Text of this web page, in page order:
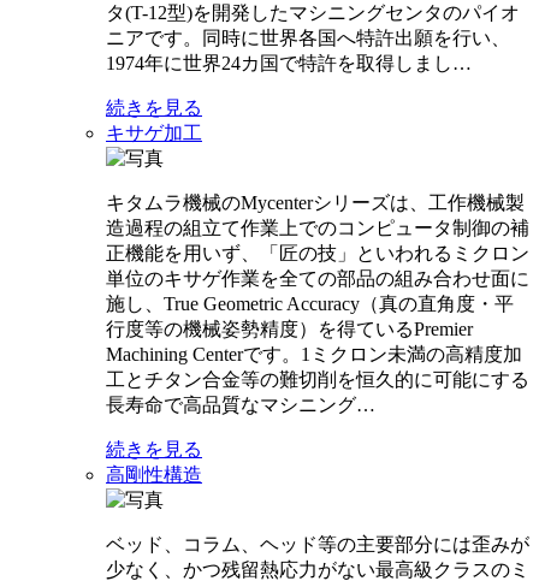
タ(T-12型)を開発したマシニングセンタのパイオ
ニアです。同時に世界各国へ特許出願を行い、
1974年に世界24カ国で特許を取得しまし…
続きを見る
キサゲ加工
キタムラ機械のMycenterシリーズは、工作機械製
造過程の組立て作業上でのコンピュータ制御の補
正機能を用いず、「匠の技」といわれるミクロン
単位のキサゲ作業を全ての部品の組み合わせ面に
施し、True Geometric Accuracy（真の直角度・平
行度等の機械姿勢精度）を得ているPremier
Machining Centerです。1ミクロン未満の高精度加
工とチタン合金等の難切削を恒久的に可能にする
長寿命で高品質なマシニング…
続きを見る
高剛性構造
ベッド、コラム、ヘッド等の主要部分には歪みが
少なく、かつ残留熱応力がない最高級クラスのミ